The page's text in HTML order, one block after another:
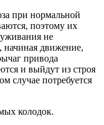
при нормальной
поэтому их
не
начиная движение,
привода
и выйдут из строя
случае потребуется
колодок.